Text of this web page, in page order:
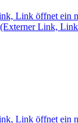
Link öffnet ein
(Externer Link, Link
Link öffnet ein